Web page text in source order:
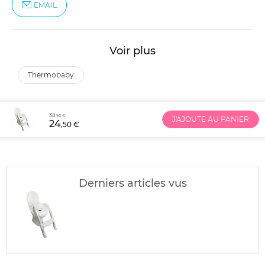
EMAIL
Voir plus
thermobaby
38,90 €
24,50 €
J'AJOUTE AU PANIER
Derniers articles vus